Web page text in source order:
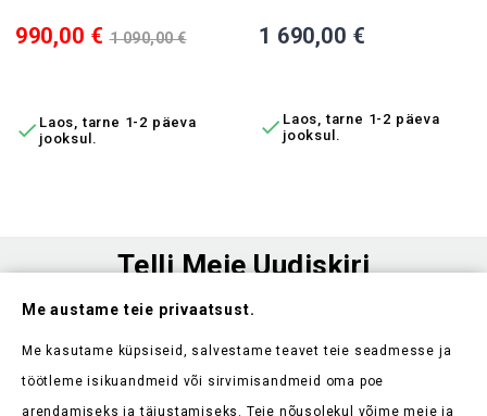
Hind
990,00 € Tavahind
1 090,00 €
 Laos, tarne 1-2 päeva
jooksul.
Hind
1 690,00 €
 Laos, tarne 1-2 päeva
jooksul.
Telli Meie Uudiskiri
Ole esimene, kes saab teada meie uudistest ja kehtivatest
Me austame teie privaatsust.
Me kasutame küpsiseid, salvestame teavet teie seadmesse ja
töötleme isikuandmeid või sirvimisandmeid oma poe
arendamiseks ja täiustamiseks. Teie nõusolekul võime meie ja